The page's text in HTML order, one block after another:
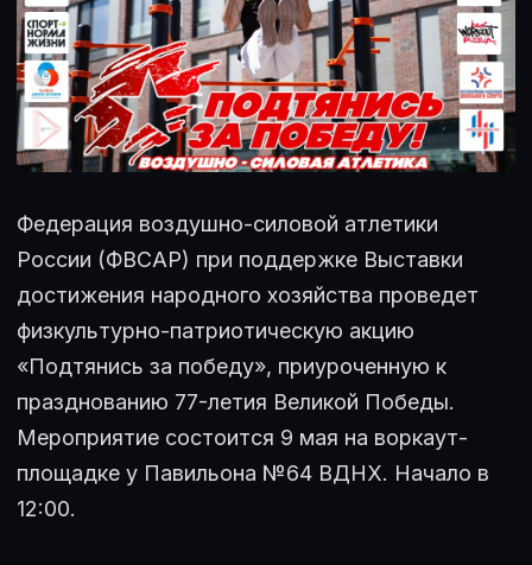
Федерация воздушно-силовой атлетики
России (ФВСАР) при поддержке Выставки
достижения народного хозяйства проведет
физкультурно-патриотическую акцию
«Подтянись за победу», приуроченную к
празднованию 77-летия Великой Победы.
Мероприятие состоится 9 мая на воркаут-
площадке у Павильона №64 ВДНХ. Начало в
12:00.